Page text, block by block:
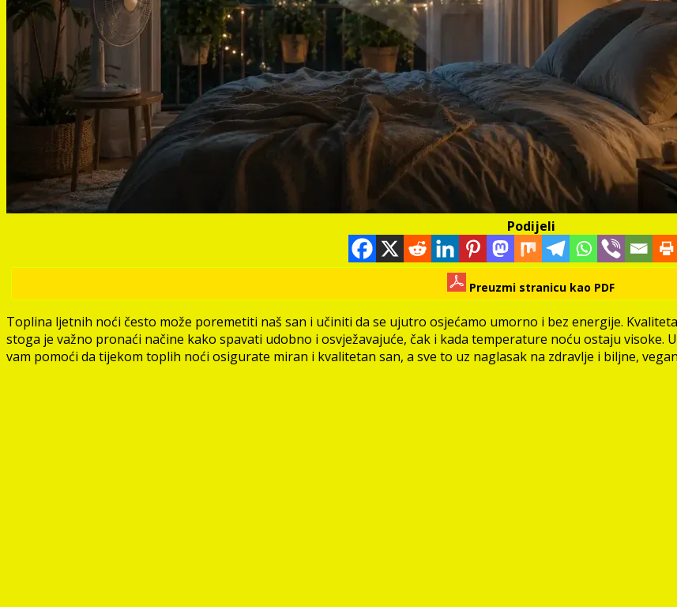
Podijeli
Preuzmi stranicu kao PDF
Toplina ljetnih noći često može poremetiti naš san i učiniti da se ujutro osjećamo umorno i bez energije.
stoga je važno pronaći načine kako spavati udobno i osvježavajuće, čak i kada temperature noću ostaju
vam pomoći da tijekom toplih noći osigurate miran i kvalitetan san, a sve to uz naglasak na zdravlje i biljne,